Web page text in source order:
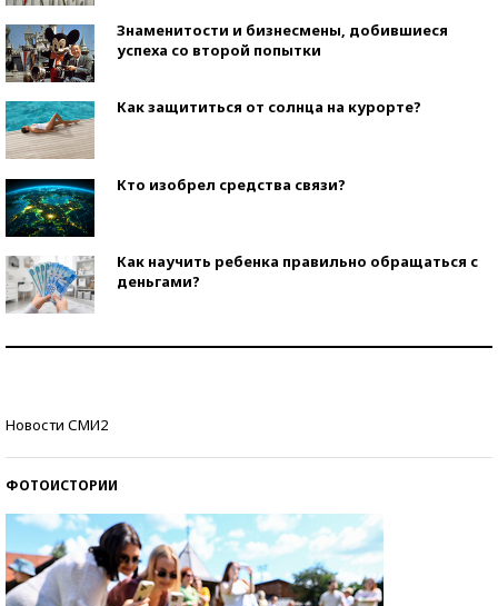
Знаменитости и бизнесмены, добившиеся
успеха со второй попытки
Как защититься от солнца на курорте?
Кто изобрел средства связи?
Как научить ребенка правильно обращаться с
деньгами?
Новости СМИ2
ФОТОИСТОРИИ